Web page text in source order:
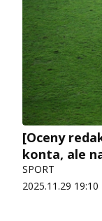
[Oceny
konta, ale
SPORT
2025.11.29 19:10